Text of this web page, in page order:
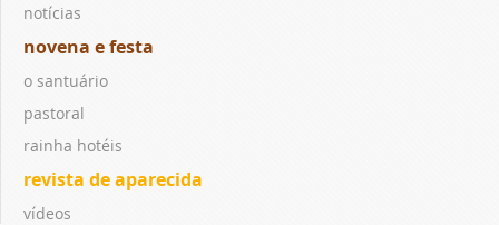
notícias
novena e festa
o santuário
pastoral
rainha hotéis
revista de aparecida
vídeos